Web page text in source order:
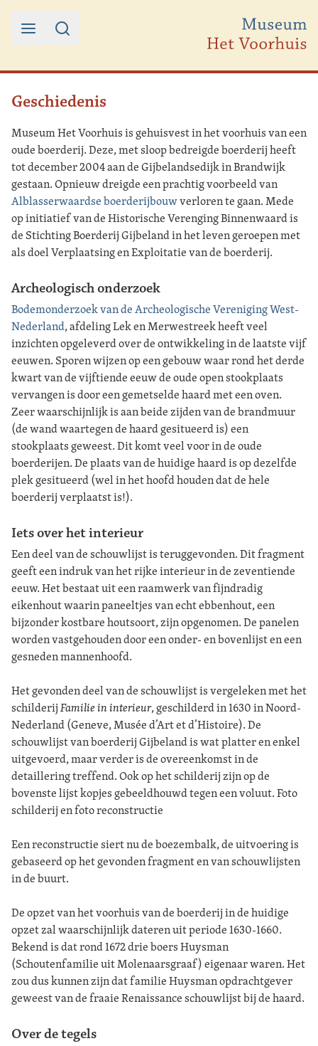
Ga naar de inhoud
Geschiedenis
Museum Het Voorhuis is gehuisvest in het voorhuis van een
oude boerderij. Deze, met sloop bedreigde boerderij heeft
tot december 2004 aan de Gijbelandsedijk in Brandwijk
gestaan. Opnieuw dreigde een prachtig voorbeeld van
Alblasserwaardse boerderijbouwverloren te gaan. Mede
op initiatief van de Historische Verenging Binnenwaard is
de Stichting Boerderij Gijbeland in het leven geroepen met
als doel Verplaatsing en Exploitatie van de boerderij.
Archeologisch onderzoek
Bodemonderzoek van de Archeologische Vereniging West-
Nederland, afdeling Lek en Merwestreek heeft veel
inzichten opgeleverd over de ontwikkeling in de laatste vijf
eeuwen. Sporen wijzen op een gebouw waar rond het derde
kwart van de vijftiende eeuw de oude open stookplaats
vervangen is door een gemetselde haard met een oven.
Zeer waarschijnlijk is aan beide zijden van de brandmuur
(de wand waartegen de haard gesitueerd is) een
stookplaats geweest. Dit komt veel voor in de oude
boerderijen. De plaats van de huidige haard is op dezelfde
plek gesitueerd (wel in het hoofd houden dat de hele
boerderij verplaatst is!).
Iets over het interieur
Een deel van de schouwlijst is teruggevonden. Dit fragment
geeft een indruk van het rijke interieur in de zeventiende
eeuw. Het bestaat uit een raamwerk van fijndradig
eikenhout waarin paneeltjes van echt ebbenhout, een
bijzonder kostbare houtsoort, zijn opgenomen. De panelen
worden vastgehouden door een onder- en bovenlijst en een
gesneden mannenhoofd.
Het gevonden deel van de schouwlijst is vergeleken met het
schilderijFamilie in interieur, geschilderd in 1630 in Noord-
Nederland (Geneve, Musée d’Art et d’Histoire). De
schouwlijst van boerderij Gijbeland is wat platter en enkel
uitgevoerd, maar verder is de overeenkomst in de
detaillering treffend. Ook op het schilderij zijn op de
bovenste lijst kopjes gebeeldhouwd tegen een voluut. Foto
schilderij en foto reconstructie
Een reconstructie siert nu de boezembalk, de uitvoering is
gebaseerd op het gevonden fragment en van schouwlijsten
in de buurt.
De opzet van het voorhuis van de boerderij in de huidige
opzet zal waarschijnlijk dateren uit periode 1630-1660.
Bekend is dat rond 1672 drie boers Huysman
(Schoutenfamilie uit Molenaarsgraaf) eigenaar waren. Het
zou dus kunnen zijn dat familie Huysman opdrachtgever
geweest van de fraaie Renaissance schouwlijst bij de haard.
Over de tegels